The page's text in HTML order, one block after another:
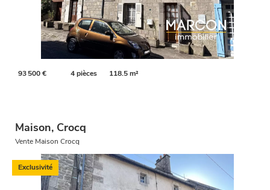
93 500 € 4 pièces 118.5 m²
Maison, Crocq
Vente Maison Crocq
Exclusivité